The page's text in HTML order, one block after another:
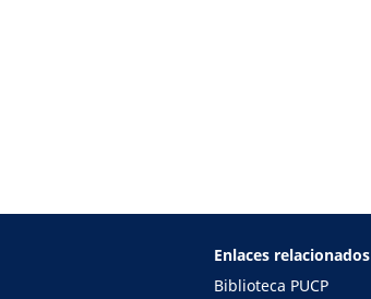
Enlaces relacionados
Biblioteca PUCP